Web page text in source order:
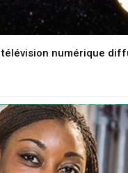
télévision numérique